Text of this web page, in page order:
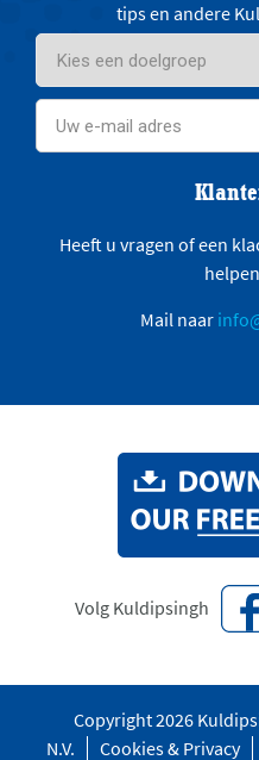
tips en andere
Heeft u vragen of een
Mail naar
Volg Kuldipsingh
Copyright 2026
N.V.
Cookies & Privacy